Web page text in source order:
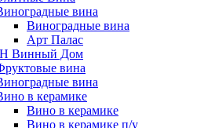
вина
Виноградные вина
Арт Палас
Винный Дом
вина
вина
в керамике
Вино в керамике
Вино в керамике п/у